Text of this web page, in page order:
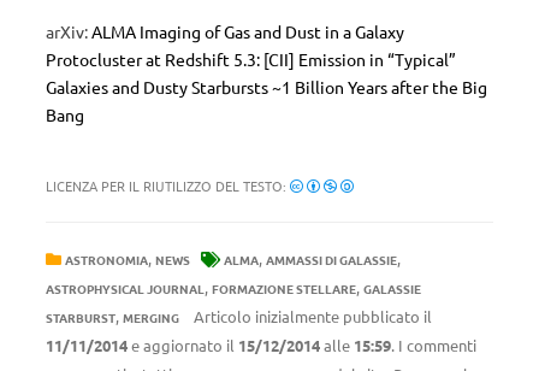
arXiv:ALMA Imaging of Gas and Dust in a Galaxy
Protocluster at Redshift 5.3: [CII] Emission in “Typical”
Galaxies and Dusty Starbursts ~1 Billion Years after the Big
Bang
LICENZA PER IL RIUTILIZZO DEL TESTO:
ASTRONOMIA, NEWS ALMA, AMMASSI DI GALASSIE,
ASTROPHYSICAL JOURNAL, FORMAZIONE STELLARE, GALASSIE
STARBURST, MERGING
Articolo inizialmente pubblicato il
11/11/2014e aggiornato il 15/12/2014alle 15:59. I commenti